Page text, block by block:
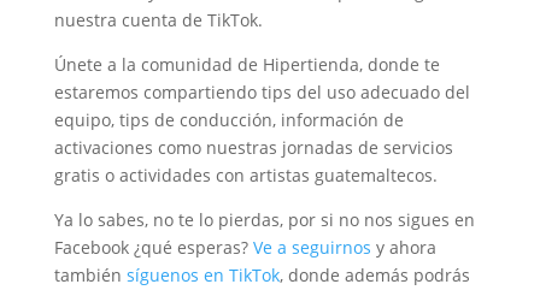
nuestra cuenta de TikTok.
Únete a la comunidad de Hipertienda, donde te
estaremos compartiendo tips del uso adecuado del
equipo, tips de conducción, información de
activaciones como nuestras jornadas de servicios
gratis o actividades con artistas guatemaltecos.
Ya lo sabes, no te lo pierdas, por si no nos sigues en
Facebook ¿qué esperas? Ve a seguirnos y ahora
también síguenos en TikTok, donde además podrás